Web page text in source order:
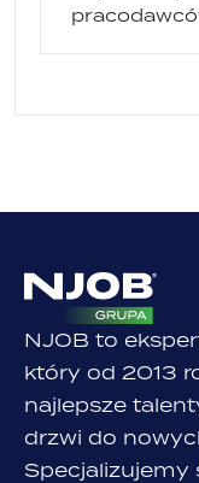
NJOB to
który od 2013
najlepsze
drzwi do
Specjalizujemy